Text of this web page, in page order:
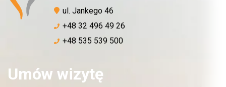
ul. Jankego 46
+48 32 496 49 26
+48 535 539 500
Umów wizytę